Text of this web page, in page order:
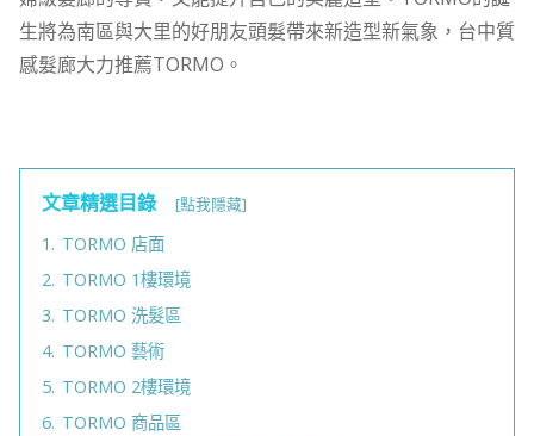
生將為南區與大里的好朋友頭髮帶來新造型新氣象，台中質
感髮廊大力推薦TORMO。
文章精選目錄 [點我隱藏]
1. TORMO 店面
2. TORMO 1樓環境
3. TORMO 洗髮區
4. TORMO 藝術
5. TORMO 2樓環境
6. TORMO 商品區